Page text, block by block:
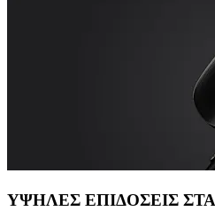
ΥΨΗΛΕΣ ΕΠΙΔΟΣΕΙΣ ΣΤΑ